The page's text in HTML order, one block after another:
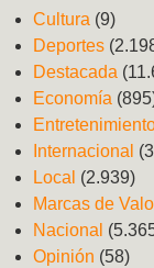
Cultura (9)
Deportes
Destacada
Economía
Internacional
Local (2.939)
Marcas de
Nacional
Opinión (58)